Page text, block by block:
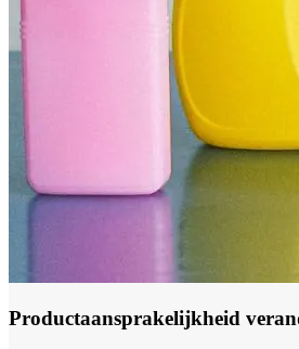
Productaansprakelijkheid